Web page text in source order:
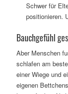
Schwer für
positionieren.
Bauchgefühl
Aber Menschen
schlafen am
einer Wiege und
eigenen